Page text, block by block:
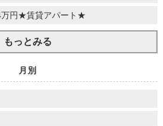
円★賃貸アパート★
もっとみる
月別